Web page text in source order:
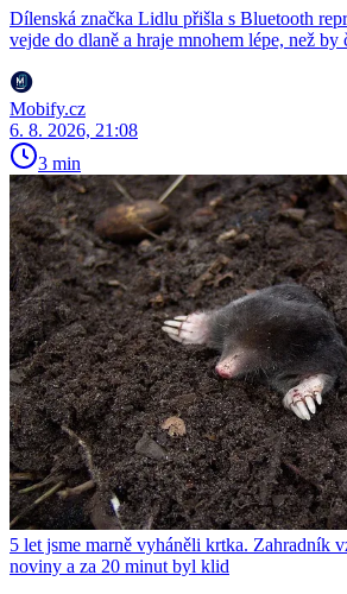
Dílenská značka Lidlu přišla s Bluetooth
vejde do dlaně a hraje mnohem lépe, než by
Mobify.cz
6. 8. 2026, 21:08
3 min
5 let jsme marně vyháněli krtka. Zahradník
noviny a za 20 minut byl klid